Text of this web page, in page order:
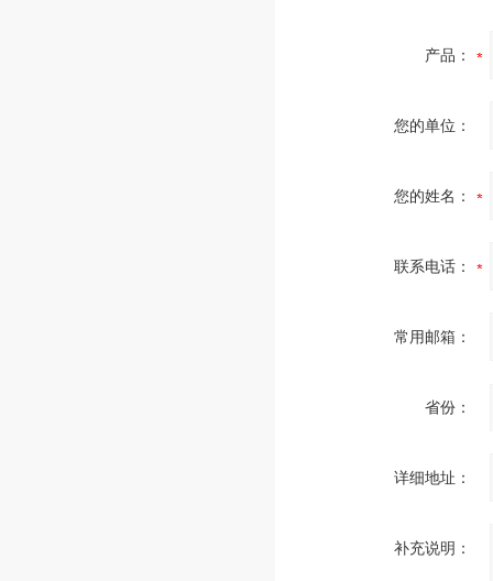
产品：
您的单位：
您的姓名：
联系电话：
常用邮箱：
省份：
详细地址：
补充说明：